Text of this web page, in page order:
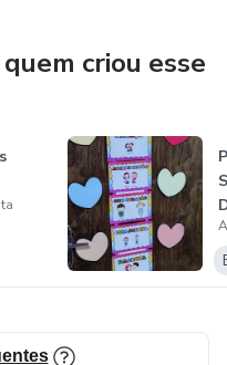
criou esse